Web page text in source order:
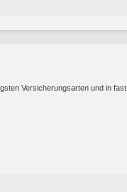
Versicherungsarten und in fast